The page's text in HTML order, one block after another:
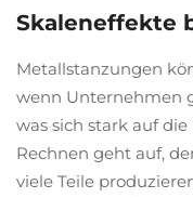
Skaleneffekte
Metallstanzungen
wenn Unternehmen
was sich stark auf
Rechnen geht auf,
viele Teile